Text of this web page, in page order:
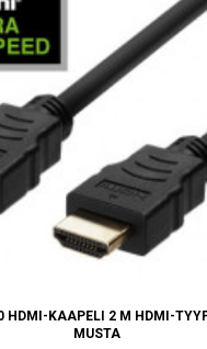
HDMI-KAAPELI 2 M HDMI-
MUSTA